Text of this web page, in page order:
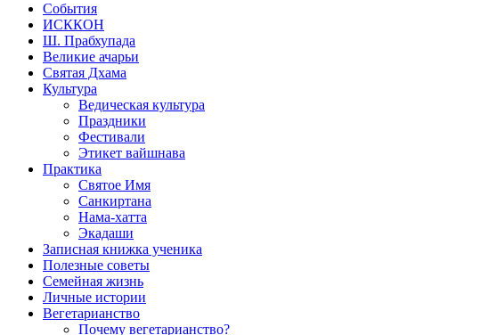
События
ИСККОН
Ш. Прабхупада
Великие ачарьи
Святая Дхама
Культура
Ведическая культура
Праздники
Фестивали
Этикет вайшнава
Практика
Святое Имя
Санкиртана
Нама-хатта
Экадаши
Записная книжка ученика
Полезные советы
Семейная жизнь
Личные истории
Вегетарианство
Почему вегетарианство?